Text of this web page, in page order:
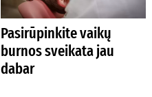
Pasirūpinkite vaikų
burnos sveikata jau
dabar